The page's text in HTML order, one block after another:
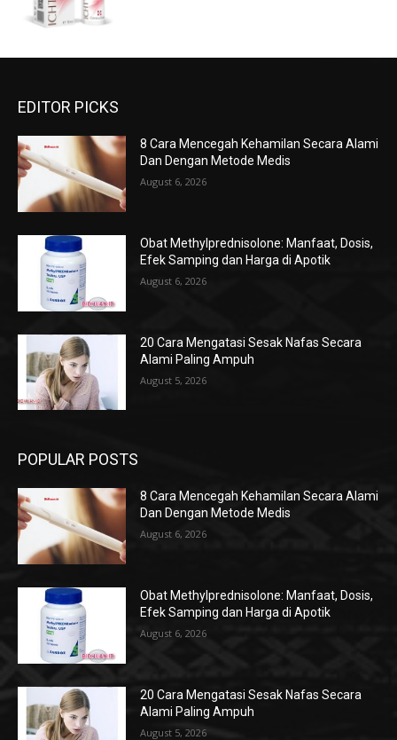
EDITOR PICKS
8 Cara Mencegah Kehamilan Secara Alami
Dan Dengan Metode Medis
August 6, 2026
Obat Methylprednisolone: Manfaat, Dosis,
Efek Samping dan Harga di Apotik
August 6, 2026
20 Cara Mengatasi Sesak Nafas Secara
Alami Paling Ampuh
August 5, 2026
POPULAR POSTS
8 Cara Mencegah Kehamilan Secara Alami
Dan Dengan Metode Medis
August 6, 2026
Obat Methylprednisolone: Manfaat, Dosis,
Efek Samping dan Harga di Apotik
August 6, 2026
20 Cara Mengatasi Sesak Nafas Secara
Alami Paling Ampuh
August 5, 2026